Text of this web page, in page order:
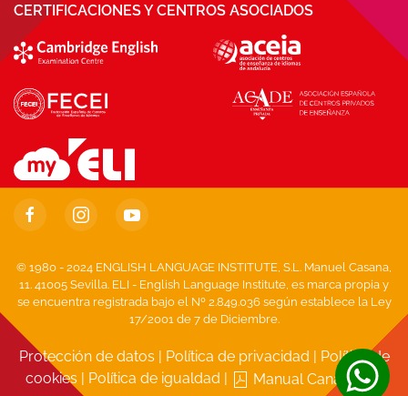
CERTIFICACIONES Y CENTROS ASOCIADOS
© 1980 - 2024 ENGLISH LANGUAGE INSTITUTE, S.L. Manuel Casana,
11. 41005 Sevilla. ELI - English Language Institute, es marca propia y
se encuentra registrada bajo el Nº 2.849.036 según establece la Ley
17/2001 de 7 de Diciembre.
Protección de datos Política de privacidad
Política de
cookies
Política de igualdad Manual Canal Ético